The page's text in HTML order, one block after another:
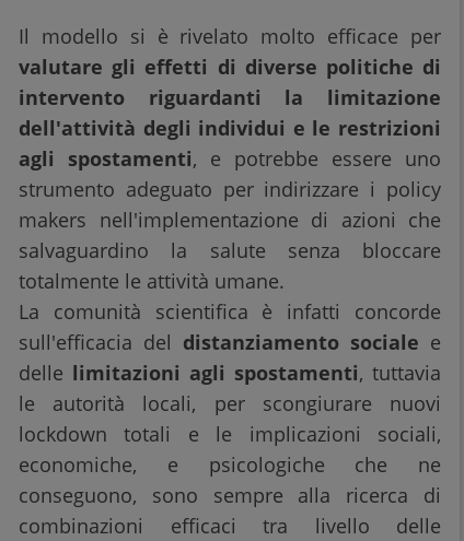
Il modello si è rivelato molto efficace per
valutare gli effetti di diverse politiche di
intervento riguardanti la limitazione
dell'attività degli individui e le restrizioni
agli spostamenti, e potrebbe essere uno
strumento adeguato per indirizzare i policy
makers nell'implementazione di azioni che
salvaguardino la salute senza bloccare
totalmente le attività umane.
La comunità scientifica è infatti concorde
sull'efficacia del distanziamento sociale e
delle limitazioni agli spostamenti, tuttavia
le autorità locali, per scongiurare nuovi
lockdown totali e le implicazioni sociali,
economiche, e psicologiche che ne
conseguono, sono sempre alla ricerca di
combinazioni efficaci tra livello delle